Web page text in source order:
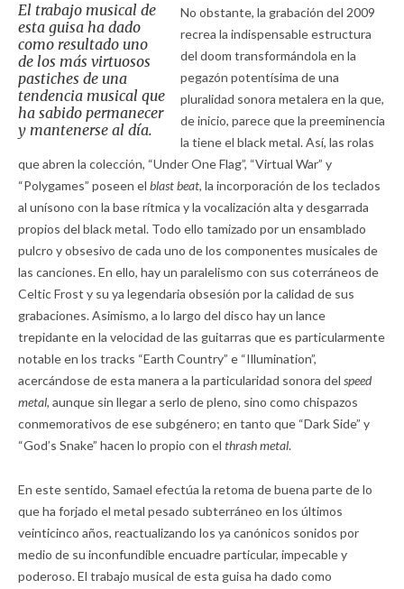
El trabajo musical de
esta guisa ha dado
como resultado uno
de los más virtuosos
pastiches de una
tendencia musical que
ha sabido permanecer
y mantenerse al día.
No obstante, la grabación del 2009
recrea la indispensable estructura
del doom transformándola en la
pegazón potentísima de una
pluralidad sonora metalera en la que,
de inicio, parece que la preeminencia
la tiene el black metal. Así, las rolas
que abren la colección, “Under One Flag”, “Virtual War” y
“Polygames” poseen el blast beat, la incorporación de los teclados
al unísono con la base rítmica y la vocalización alta y desgarrada
propios del black metal. Todo ello tamizado por un ensamblado
pulcro y obsesivo de cada uno de los componentes musicales de
las canciones. En ello, hay un paralelismo con sus coterráneos de
Celtic Frost y su ya legendaria obsesión por la calidad de sus
grabaciones. Asimismo, a lo largo del disco hay un lance
trepidante en la velocidad de las guitarras que es particularmente
notable en los tracks “Earth Country” e “Illumination”,
acercándose de esta manera a la particularidad sonora del speed
metal, aunque sin llegar a serlo de pleno, sino como chispazos
conmemorativos de ese subgénero; en tanto que “Dark Side” y
“God’s Snake” hacen lo propio con el thrash metal.
En este sentido, Samael efectúa la retoma de buena parte de lo
que ha forjado el metal pesado subterráneo en los últimos
veinticinco años, reactualizando los ya canónicos sonidos por
medio de su inconfundible encuadre particular, impecable y
poderoso. El trabajo musical de esta guisa ha dado como